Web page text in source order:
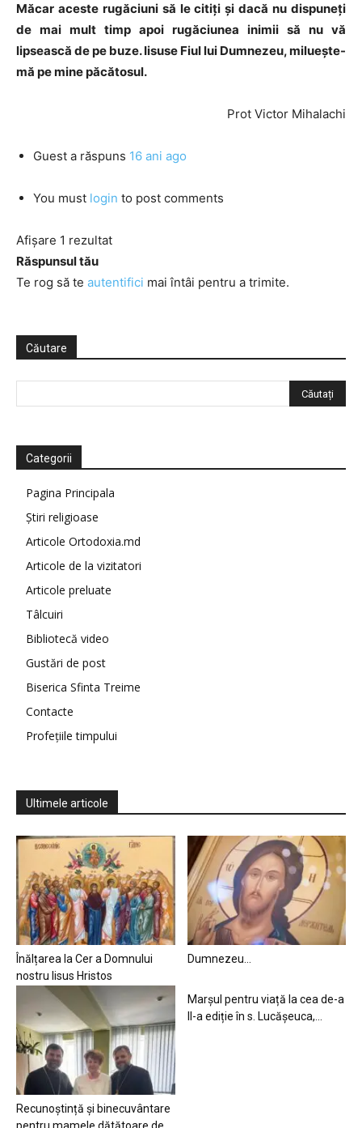
Măcar aceste rugăciuni să le citiți și dacă nu dispuneți
de mai mult timp apoi rugăciunea inimii să nu vă
lipsească de pe buze. Iisuse Fiul lui Dumnezeu, miluește-
mă pe mine păcătosul.
Prot Victor Mihalachi
Guest a răspuns 16 ani ago
You must login to post comments
Afișare 1 rezultat
Răspunsul tău
Te rog să te autentifici mai întâi pentru a trimite.
Căutare
Categorii
Pagina Principala
Știri religioase
Articole Ortodoxia.md
Articole de la vizitatori
Articole preluate
Tâlcuiri
Bibliotecă video
Gustări de post
Biserica Sfinta Treime
Contacte
Profețiile timpului
Ultimele articole
Înălțarea la Cer a Domnului
nostru Iisus Hristos
Dumnezeu…
Recunoștință și binecuvântare
Marșul pentru viață la cea de-a
II-a ediție în s. Lucășeuca,...